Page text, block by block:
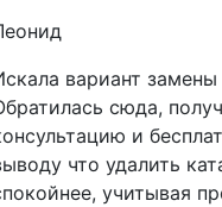
вариант
сюда,
и
что удалить
учитывая